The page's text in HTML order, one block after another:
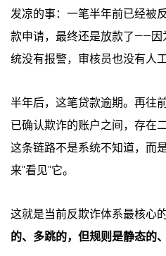
发凉的事：一笔半年前已经被
款申请，最终还是放款了——因
统没有报警，审核员也没有人工
半年后，这笔贷款逾期。再往
已确认欺诈的账户之间，存在
这条链路不是系统不知道，而
来"看见"它。
这就是当前反欺诈体系最核心的
的、多跳的，但规则是静态的